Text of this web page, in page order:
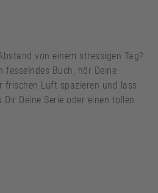
von einem stressigen Tag?
fesselndes Buch, hör Deine
frischen Luft spazieren und lass
Deine Serie oder einen tollen